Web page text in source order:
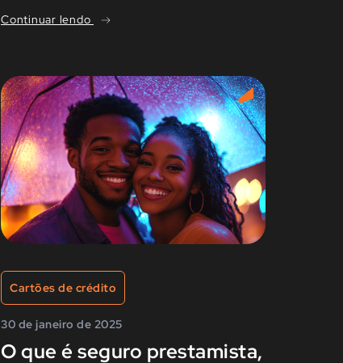
Continuar lendo
Cartões de crédito
30 de janeiro de 2025
O que é seguro prestamista,